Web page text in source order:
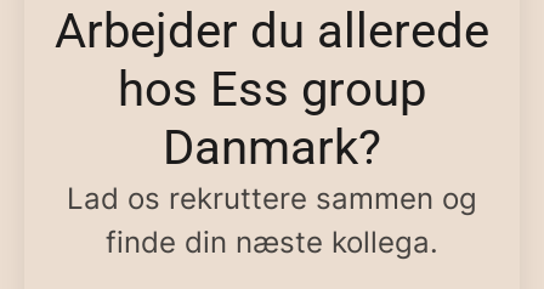
Arbejder du allerede
hos Ess group
Danmark?
Lad os rekruttere sammen og
finde din næste kollega.